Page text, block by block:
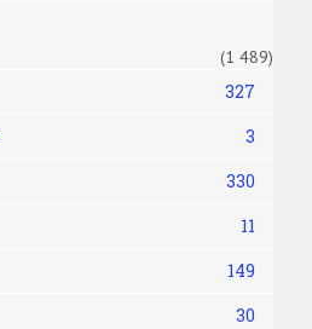
(1 489)
327
3
330
11
149
30